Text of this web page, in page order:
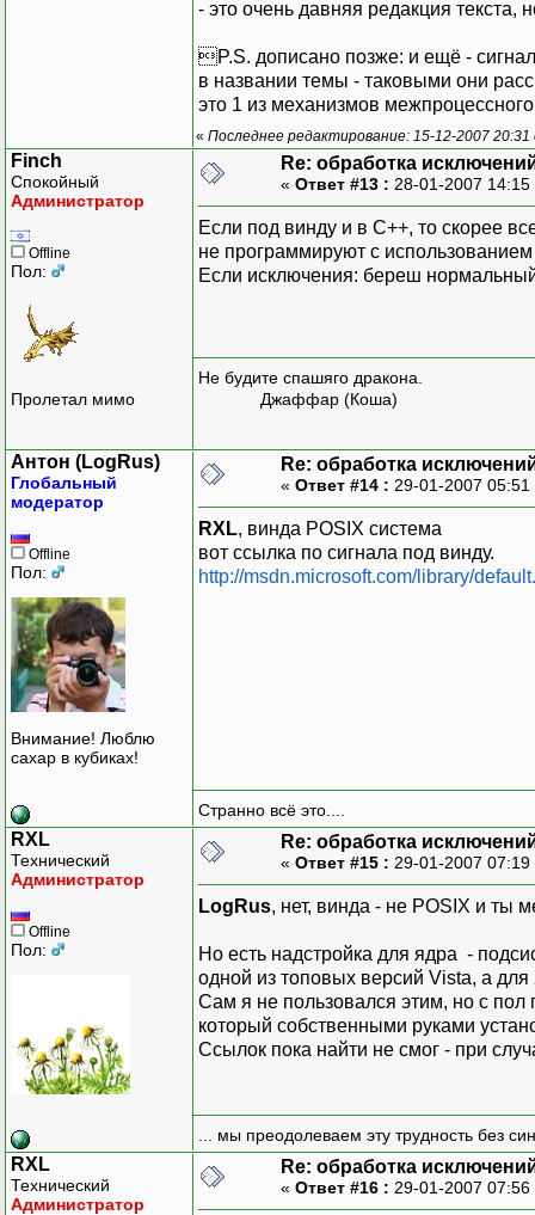
- это очень давняя редакция текста,
P.S. дописано позже: и ещё -
в названии темы - таковыми они
это 1 из механизмов
« Последнее редактирование: 15-12-2007
Finch
Спокойный
Администратор
Offline
Пол:
Пролетал мимо
Re: обработка
« Ответ #13 : 28-01-2007
Если под винду и в С++, то скорее
не программируют с
Если исключения: береш
Не будите спашяго дракона.
Джаффар (Коша)
Антон (LogRus)
Глобальный
модератор
Offline
Пол:
Внимание! Люблю
сахар в кубиках!
Re: обработка
« Ответ #14 : 29-01-2007
RXL, винда POSIX система
вот ссылка по сигнала под винду.
http://msdn.microsoft.com/library/
Странно всё это....
RXL
Технический
Администратор
Offline
Пол:
Re: обработка
« Ответ #15 : 29-01-2007
LogRus, нет, винда - не POSIX и ты
Но есть надстройка для ядра -
одной из топовых версий Vista, а
Сам я не пользовался этим, но с
который собственными руками
Ссылок пока найти не смог - при
... мы преодолеваем эту трудность без
RXL
Технический
Администратор
Re: обработка
« Ответ #16 : 29-01-2007